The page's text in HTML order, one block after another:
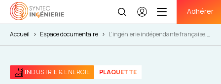
Se
connecter
Adhérer
Accueil > Espace documentaire > L’ingénierie indépendante française,
INDUSTRIE & ÉNERGIE PLAQUETTE